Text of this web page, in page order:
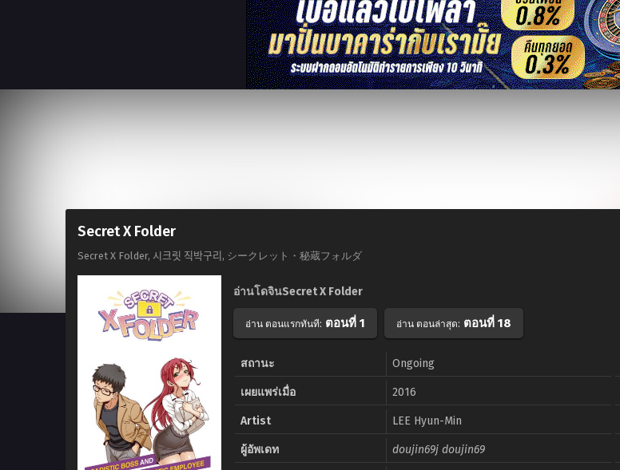
Secret X Folder
Secret X Folder, 시크릿 직박구리, シークレット・秘蔵フォルダ
อ่านโดจินSecret X Folder
อ่าน ตอนแรกทันที: ตอนที่ 1 อ่าน ตอนล่าสุด: ตอนที่ 18
สถานะ Ongoing
เผยแพร่เมื่อ 2016
Artist LEE Hyun-Min
ผู้อัพเดท doujin69j doujin69